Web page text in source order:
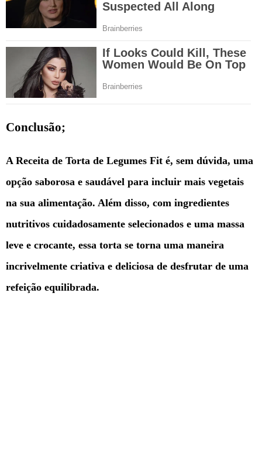
Conclusão;
A Receita de Torta de Legumes Fit é, sem dúvida, uma
opção saborosa e saudável para incluir mais vegetais
na sua alimentação. Além disso, com ingredientes
nutritivos cuidadosamente selecionados e uma massa
leve e crocante, essa torta se torna uma maneira
incrivelmente criativa e deliciosa de desfrutar de uma
refeição equilibrada.